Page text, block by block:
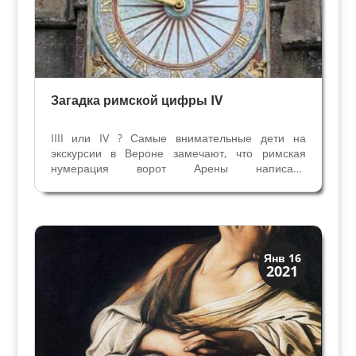
Загадка римской цифры IV
IIII или IV ? Самые внимательные дети на
экскурсии в Вероне замечают, что римская
нумерация ворот Арены написана
написания римских цифр. Номер ворот 68
режут глаз. Каменщики,...
Янв 16
2021
Загадки прошлого
История